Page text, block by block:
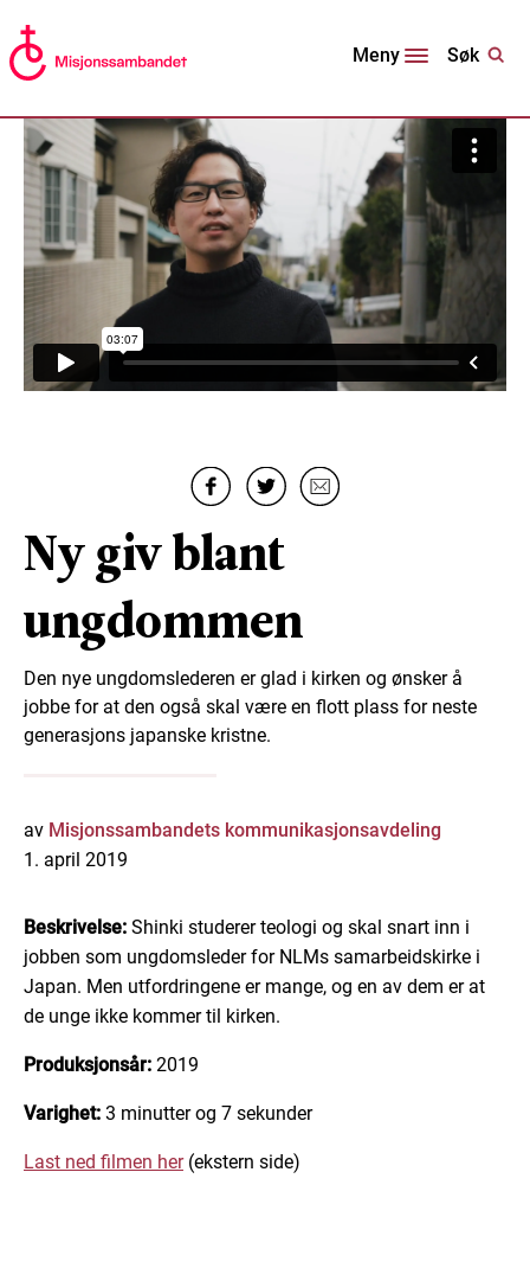
Meny Søk
Ny giv blant
ungdommen
Den nye ungdomslederen er glad i kirken og ønsker å
jobbe for at den også skal være en flott plass for neste
generasjons japanske kristne.
av Misjonssambandets kommunikasjonsavdeling
1. april 2019
Beskrivelse: Shinki studerer teologi og skal snart inn i
jobben som ungdomsleder for NLMs samarbeidskirke i
Japan. Men utfordringene er mange, og en av dem er at
de unge ikke kommer til kirken.
Produksjonsår: 2019
Varighet: 3 minutter og 7 sekunder
Last ned filmen her(ekstern side)